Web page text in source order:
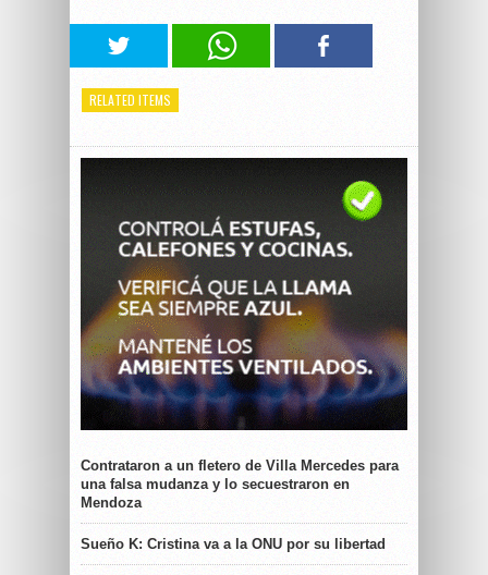
RELATED ITEMS
Contrataron a un fletero de Villa Mercedes para
una falsa mudanza y lo secuestraron en
Mendoza
Sueño K: Cristina va a la ONU por su libertad